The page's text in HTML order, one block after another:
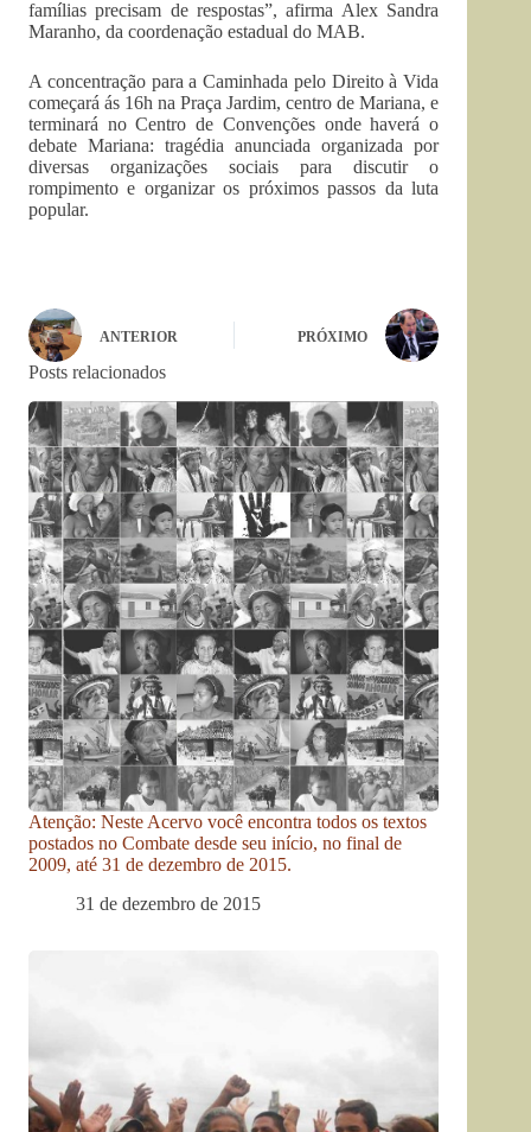
famílias precisam de respostas”, afirma Alex Sandra
Maranho, da coordenação estadual do MAB.
A concentração para a Caminhada pelo Direito à Vida
começará ás 16h na Praça Jardim, centro de Mariana, e
terminará no Centro de Convenções onde haverá o
debate Mariana: tragédia anunciada organizada por
diversas organizações sociais para discutir o
rompimento e organizar os próximos passos da luta
popular.
ANTERIOR PRÓXIMO
Posts relacionados
Atenção: Neste Acervo você encontra todos os textos
postados no Combate desde seu início, no final de
2009, até 31 de dezembro de 2015.
31 de dezembro de 2015